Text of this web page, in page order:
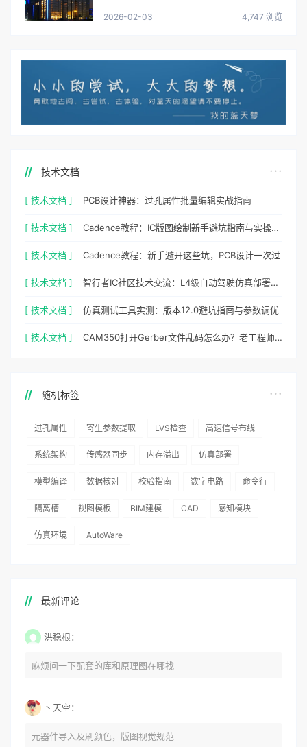
2026-02-03 4,747 浏览
技术文档
[ 技术文档 ] PCB设计神器：过孔属性批量编辑实战指南
[ 技术文档 ] Cadence教程：IC版图绘制新手避坑指南与实操细节
[ 技术文档 ] Cadence教程：新手避开这些坑，PCB设计一次过
[ 技术文档 ] 智行者IC社区技术交流：L4级自动驾驶仿真部署实操指南
[ 技术文档 ] 仿真测试工具实测：版本12.0避坑指南与参数调优
[ 技术文档 ] CAM350打开Gerber文件乱码怎么办？老工程师实测避坑指南
随机标签
过孔属性 寄生参数提取 LVS检查 高速信号布线
系统架构 传感器同步 内存溢出 仿真部署
模型编译 数据核对 校验指南 数字电路 命令行
隔离槽 视图模板 BIM建模 CAD 感知模块
仿真环境 AutoWare
最新评论
洪稳根：
麻烦问一下配套的库和原理图在哪找
丶天空：
元器件导入及刷颜色，版图视觉规范